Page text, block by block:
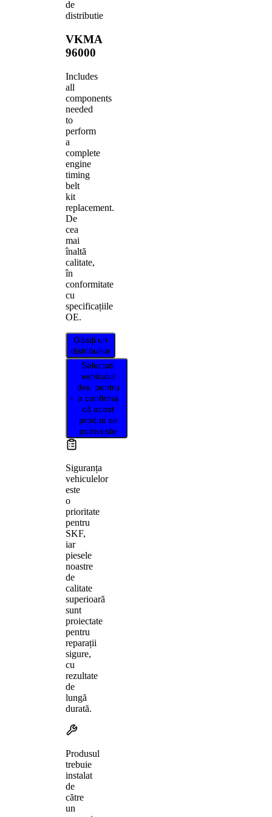
de
distributie
VKMA
96000
Includes
all
components
needed
to
perform
a
complete
engine
timing
belt
kit
replacement.
De
cea
mai
înaltă
calitate,
în
conformitate
cu
specificațiile
OE.
Găsiți un
distribuitor
Selectați
vehiculul
dvs. pentru
a confirma
că acest
produs se
potrivește
Siguranța
vehiculelor
este
o
prioritate
pentru
SKF,
iar
piesele
noastre
de
calitate
superioară
sunt
proiectate
pentru
reparații
sigure,
cu
rezultate
de
lungă
durată.
Produsul
trebuie
instalat
de
către
un